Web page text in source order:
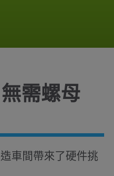
需螺母
車間帶來了硬件挑